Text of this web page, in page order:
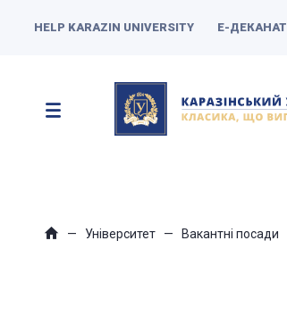
HELP KARAZIN UNIVERSITY Е-ДЕКАНАТ
Університет Вакантні посади